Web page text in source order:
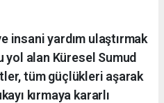
insani yardım ulaştırmak
yol alan Küresel Sumud
tüm güçlükleri aşarak
kırmaya kararlı